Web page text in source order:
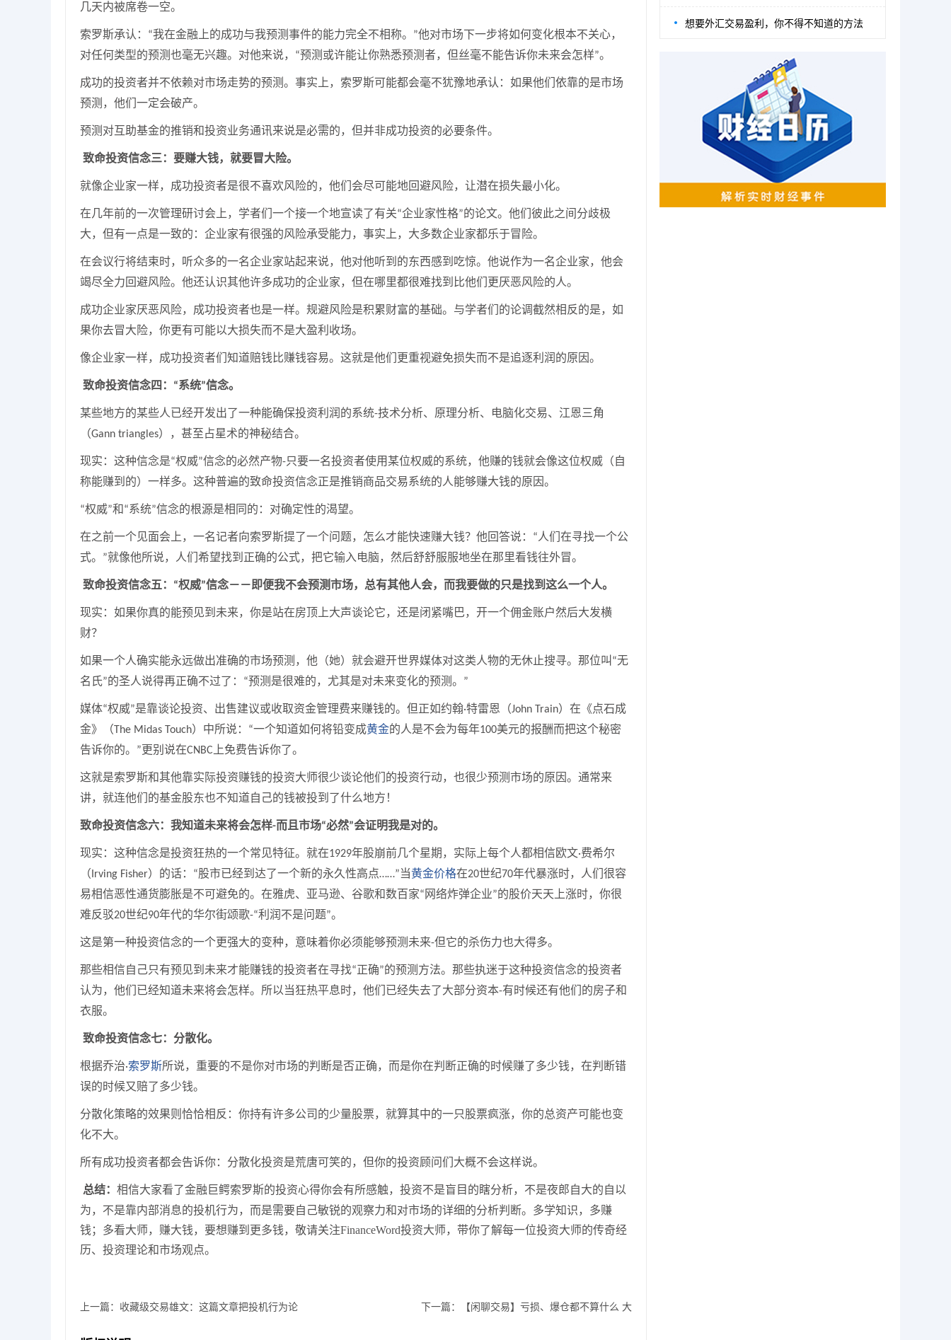
几天内被席卷一空。
索罗斯承认： “我在金融上的成功与我预测事件的能力完全不相称。 ”他对市场下一步将如何变化根本不关心，
对任何类型的预测也毫无兴趣。对他来说， “预测或许能让你熟悉预测者，但丝毫不能告诉你未来会怎样”。
成功的投资者并不依赖对市场走势的预测。事实上，索罗斯可能都会毫不犹豫地承认：如果他们依靠的是市场
预测，他们一定会破产。
预测对互助基金的推销和投资业务通讯来说是必需的，但并非成功投资的必要条件。
致命投资信念三：要赚大钱，就要冒大险。
就像企业家一样，成功投资者是很不喜欢风险的，他们会尽可能地回避风险，让潜在损失最小化。
在几年前的一次管理研讨会上，学者们一个接一个地宣读了有关“企业家性格”的论文。他们彼此之间分歧极
大，但有一点是一致的：企业家有很强的风险承受能力，事实上，大多数企业家都乐于冒险。
在会议行将结束时，听众多的一名企业家站起来说，他对他听到的东西感到吃惊。他说作为一名企业家，他会
竭尽全力回避风险。他还认识其他许多成功的企业家，但在哪里都很难找到比他们更厌恶风险的人。
成功企业家厌恶风险，成功投资者也是一样。规避风险是积累财富的基础。与学者们的论调截然相反的是，如
果你去冒大险，你更有可能以大损失而不是大盈利收场。
像企业家一样，成功投资者们知道赔钱比赚钱容易。这就是他们更重视避免损失而不是追逐利润的原因。
致命投资信念四 ： “系统”信念。
某些地方的某些人已经开发出了一种能确保投资利润的系统-技术分析、原理分析、电脑化交易、江恩三角
（Gann triangles），甚至占星术的神秘结合。
现实：这种信念是“权威”信念的必然产物-只要一名投资者使用某位权威的系统，他赚的钱就会像这位权威（自
称能赚到的）一样多。这种普遍的致命投资信念正是推销商品交易系统的人能够赚大钱的原因。
“权威”和“系统”信念的根源是相同的：对确定性的渴望。
在之前一个见面会上，一名记者向索罗斯提了一个问题，怎么才能快速赚大钱？ 他回答说： “人们在寻找一个公
式。 ”就像他所说，人们希望找到正确的公式，把它输入电脑，然后舒舒服服地坐在那里看钱往外冒。
致命投资信念五 ： “权威”信念－－即便我不会预测市场，总有其他人会，而我要做的只是找到这么一个人。
现实：如果你真的能预见到未来，你是站在房顶上大声谈论它，还是闭紧嘴巴，开一个佣金账户然后大发横
财？
如果一个人确实能永远做出准确的市场预测，他（她）就会避开世界媒体对这类人物的无休止搜寻。那位叫 “无
名氏”的圣人说得再正确不过了： “预测是很难的，尤其是对未来变化的预测。 ”
媒体“权威”是靠谈论投资、出售建议或收取资金管理费来赚钱的。但正如约翰·特雷恩（John Train）在《点石成
金》（ The Midas Touch）中所说： “一个知道如何将铅变成黄金的人是不会为每年100美元的报酬而把这个秘密
告诉你的。 ”更别说在CNBC 上免费告诉你了。
这就是索罗斯和其他靠实际投资赚钱的投资大师很少谈论他们的投资行动，也很少预测市场的原因。通常来
讲，就连他们的基金股东也不知道自己的钱被投到了什么地方！
致命投资信念六：我知道未来将会怎样-而且市场“必然”会证明我是对的。
现实：这种信念是投资狂热的一个常见特征。就在1929年股崩前几个星期，实际上每个人都相信欧文·费希尔
（ Irving Fisher）的话： “股市已经到达了一个新的永久性高点……”当黄金价格在20世纪70年代暴涨时，人们很容
易相信恶性通货膨胀是不可避免的。在雅虎、亚马逊、 谷歌和数百家“ 网络炸弹企业”的股价天天上涨时，你很
难反驳20世纪90年代的华尔街颂歌-“利润不是问题”。
这是第一种投资信念的一个更强大的变种，意味着你必须能够预测未来-但它的杀伤力也大得多。
那些相信自己只有预见到未来才能赚钱的投资者在寻找“正确”的预测方法。那些执迷于这种投资信念的投资者
认为，他们已经知道未来将会怎样。所以当狂热平息时，他们已经失去了大部分资本-有时候还有他们的房子和
衣服。
致命投资信念七：分散化。
根据乔治·索罗斯所说，重要的不是你对市场的判断是否正确，而是你在判断正确的时候赚了多少钱，在判断错
误的时候又赔了多少钱。
分散化策略的效果则恰恰相反：你持有许多公司的少量股票，就算其中的一只股票疯涨，你的总资产可能也变
化不大。
所有成功投资者都会告诉你：分散化投资是荒唐可笑的， 但你的投资顾问们大概不会这样说。
总结： 相信大家看了金融巨鳄索罗斯的投资心得你会有所感触，投资不是盲目的瞎分析，不是夜郎自大的自以
为，不是靠内部消息的投机行为，而是需要自己敏锐的观察力和对市场的详细的分析判断。多学知识，多赚
钱；多看大师，赚大钱，要想赚到更多钱，敬请关注FinanceWord投资大师，带你了解每一位投资大师的传奇经
历、投资理论和市场观点。
上一篇： 收藏级交易雄文：这篇文章把投机行为论 下一篇： 【闲聊交易】亏损、爆仓都不算什么 大
想要外汇交易盈利，你不得不知道的方法